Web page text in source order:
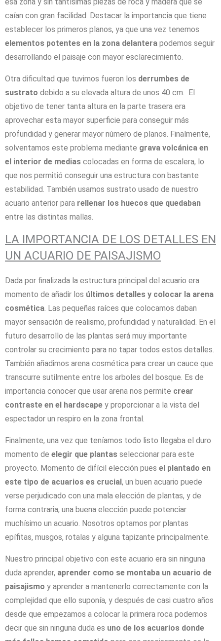
caían con gran facilidad. Destacar la importancia que tiene
establecer los primeros planos, ya que una vez tenemos
elementos potentes en la zona delantera podemos seguir
desarrollando el paisaje con mayor esclarecimiento.
Otra dificultad que tuvimos fueron los derrumbes de
sustrato debido a su elevada altura de unos 40 cm. El
objetivo de tener tanta altura en la parte trasera era
aprovechar esta mayor superficie para conseguir más
profundidad y generar mayor número de planos. Finalmente,
solventamos este problema mediante grava volcánica en
el interior de medias colocadas en forma de escalera, lo
que nos permitió conseguir una estructura con bastante
estabilidad. También usamos sustrato usado de nuestro
acuario anterior para rellenar los huecos que quedaban
entre las distintas mallas.
LA IMPORTANCIA DE LOS DETALLES EN
UN ACUARIO DE PAISAJISMO
Dada por finalizada la estructura principal del acuario era
momento de añadir los últimos detalles y colocar la arena
cosmética. Las pequeñas raíces que colocamos daban
mayor sensación de realismo, profundidad y naturalidad. En el
futuro desarrollo de las plantas será muy importante
controlar su crecimiento para no tapar todos estos detalles.
También añadimos arena cosmética para crear un cauce que
transcurre sutilmente entre los arboles del bosque. Es de
importancia conocer que usar arena nos permite crear
contraste en el hardscape y proporcionar a la vista del
espectador un respiro en la zona frontal.
Finalmente, una vez que teníamos todo listo llegaba el duro
momento de elegir que plantas seleccionar para este
proyecto. Momento de difícil elección pues el plantado en
este tipo de acuarios es crucial, un buen acuario puede
verse perjudicado con una mala elección de plantas, y de
forma contraria, una buena elección puede potenciar
muchísimo un acuario. Nosotros optamos por plantas
epífitas, musgos, rotalas y alguna tapizante principalmente.
Nuestro principal objetivo con este acuario era sin ninguna
duda aprender, aprender como se montaba un acuario de
paisajismo y aprender a mantenerlo correctamente con la
complejidad que ello suponía, y después de casi cuatro años
desde que empezamos a colocar la primera roca podemos
decir que sin ninguna duda es uno de los acuarios donde